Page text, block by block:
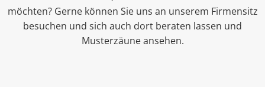
möchten? Gerne können Sie uns an unserem Firmensitz
besuchen und sich auch dort beraten lassen und
Musterzäune ansehen.